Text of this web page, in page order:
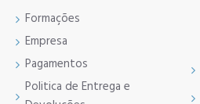
Formações
Empresa
Pagamentos
Politica de Entrega e